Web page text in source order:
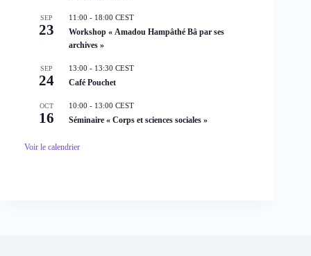
n
SEP
23
11:00 - 18:00 CEST
Workshop « Amadou Hampâthé Bâ par ses
archives »
SEP
24
13:00 - 13:30 CEST
Café Pouchet
OCT
16
10:00 - 13:00 CEST
Séminaire « Corps et sciences sociales »
Voir le calendrier